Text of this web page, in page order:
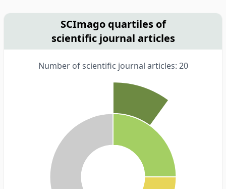
SCImago quartiles of
scientific journal articles
Number of scientific journal articles: 20